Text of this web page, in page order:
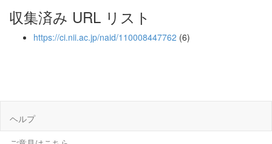
収集済み URL リスト
https://ci.nii.ac.jp/naid/110008447762 (6)
ヘルプ